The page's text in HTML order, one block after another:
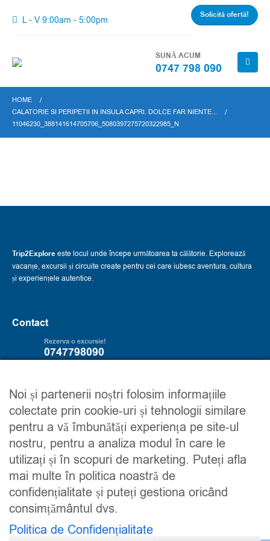
L - V 9:00am - 5:00pm Solicită ofertă!
SUNĂ ACUM
0747 798 090
HOME
CALATORIE SI PERIPETII IN INSULA CAPRI. DOLCE FAR NIENTE...
11046230_388141614705706_5080397275720322985_N
Trip2Exploreeste locul unde începe următoarea ta călătorie. Explorează
vacanțe, excursii și circuite create pentru cei care iubesc aventura, cultura
și experiențele autentice.
Contact
Rezerva o excursie!
0747798090
Servicii
Excursii
Circuite
Maroc
Trip2explore
Despre noi
Contacteaza-ne
Detalii financiare
Urmareste-ne
Noi și partenerii noștri folosim informațiile
colectate prin cookie-uri și tehnologii similare
pentru a vă îmbunătăți experiența pe site-ul
nostru, pentru a analiza modul în care le
utilizați și în scopuri de marketing. Puteți afla
mai multe în politica noastră de
confidențialitate și puteți gestiona oricând
consimțământul dvs.
Politica de Confidențialitate